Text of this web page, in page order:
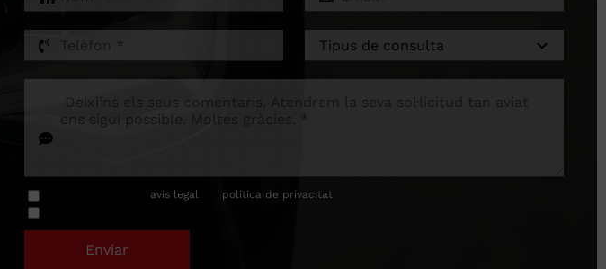
avis legalí la política de privacitat.
Enviar